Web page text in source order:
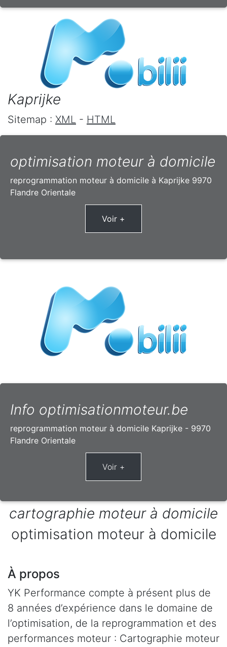
Kaprijke
Sitemap : XML - HTML
optimisation moteur à domicile
reprogrammation moteur à domicile à Kaprijke 9970
Flandre Orientale
Voir +
Info optimisationmoteur.be
reprogrammation moteur à domicile Kaprijke - 9970
Flandre Orientale
cartographie moteur à domicile
optimisation moteur à domicile
À propos
YK Performance compte à présent plus de
8 années d’expérience dans le domaine de
l’optimisation, de la reprogrammation et des
performances moteur : Cartographie moteur